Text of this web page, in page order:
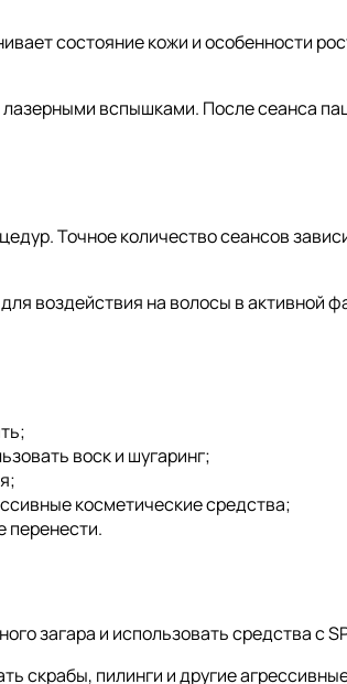
состояние кожи и особенности
вспышками. После сеанса
Точное количество сеансов
воздействия на волосы в активной
воск и шугаринг;
косметические средства;
перенести.
загара и использовать средства с
скрабы, пилинги и другие